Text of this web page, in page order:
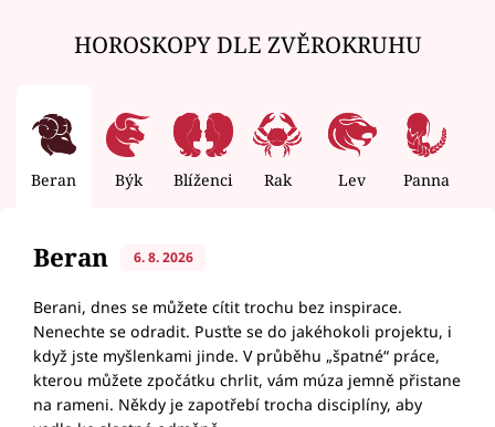
HOROSKOPY DLE ZVĚROKRUHU
Beran Býk Blíženci Rak Lev Panna
Beran 6. 8. 2026
Berani, dnes se můžete cítit trochu bez inspirace.
Nenechte se odradit. Pusťte se do jakéhokoli projektu, i
když jste myšlenkami jinde. V průběhu „špatné“ práce,
kterou můžete zpočátku chrlit, vám múza jemně přistane
na rameni. Někdy je zapotřebí trocha disciplíny, aby